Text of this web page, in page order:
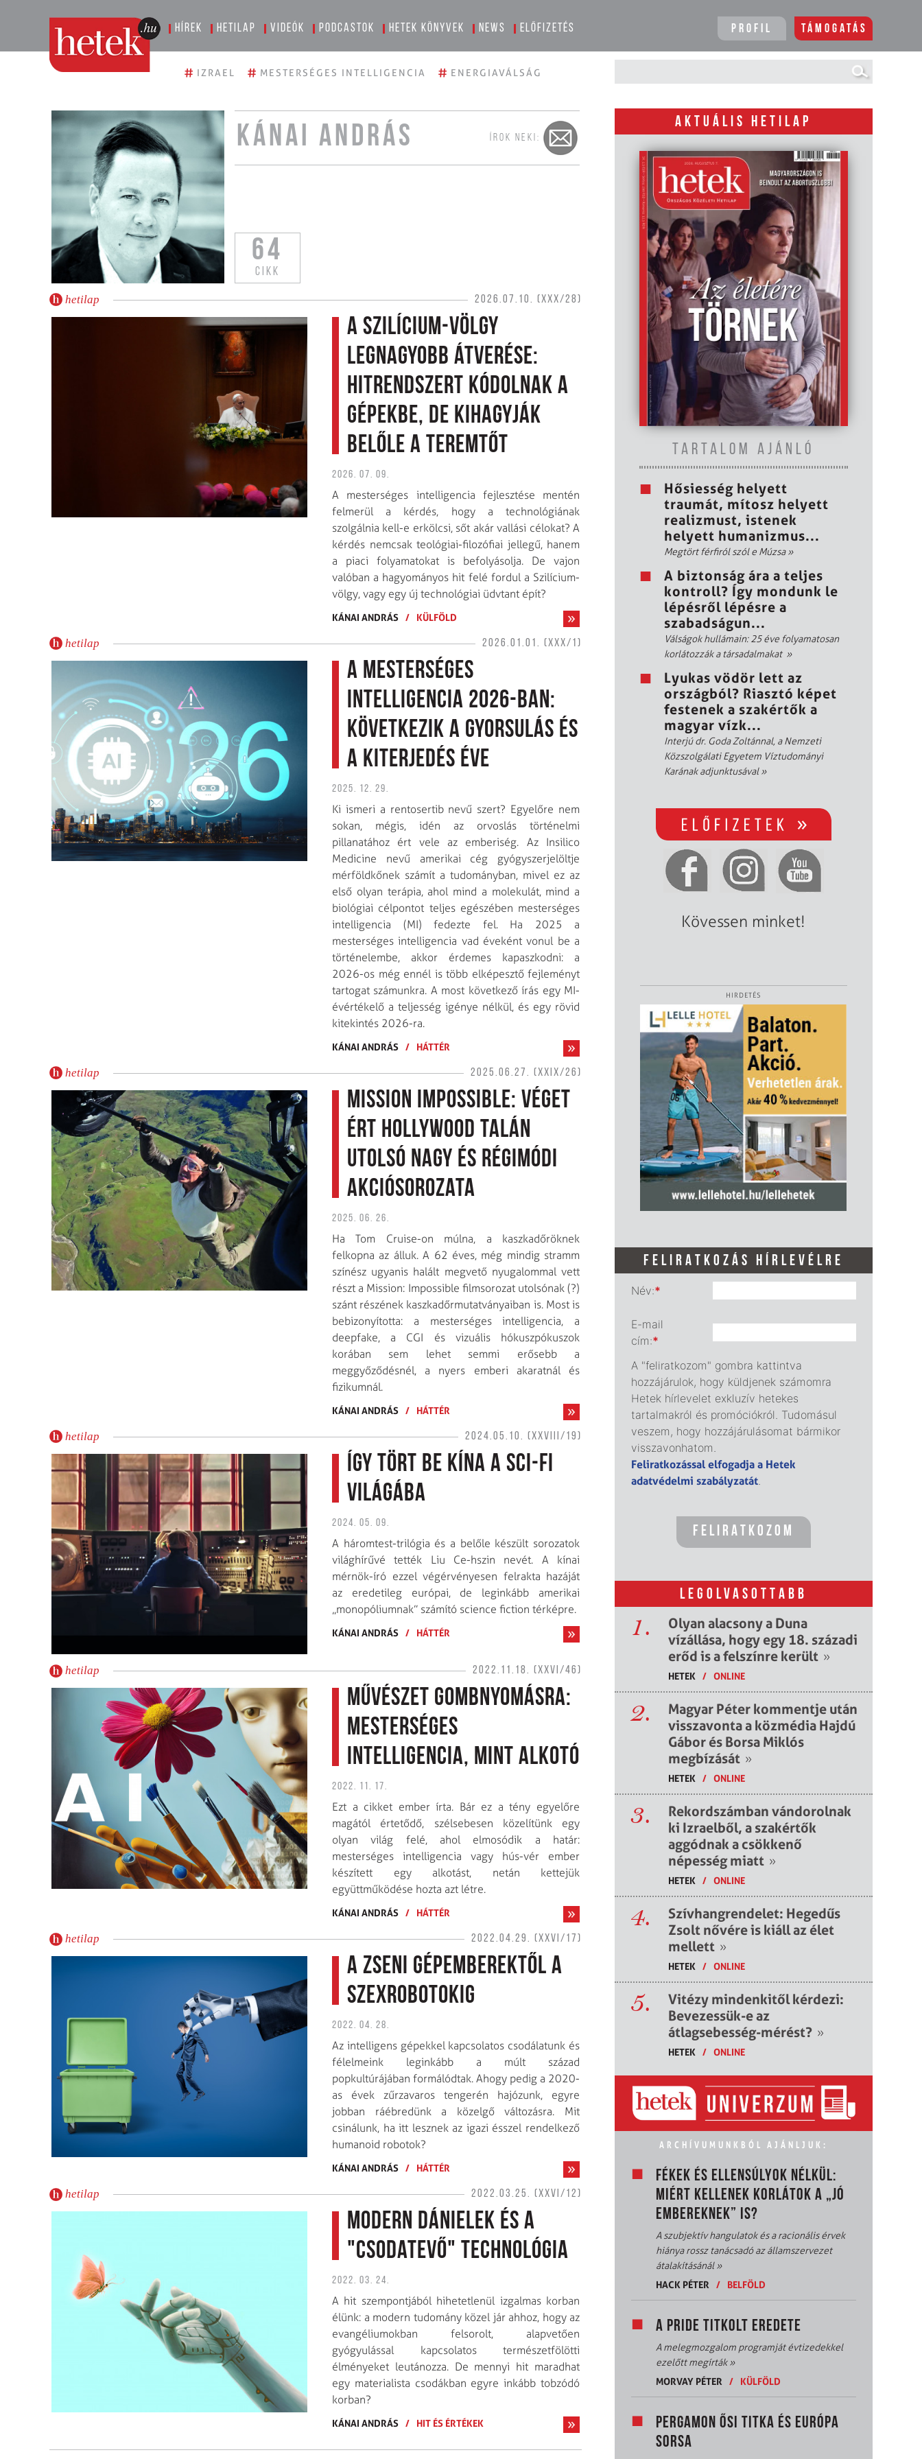
Hírek Hetilap Videók Podcastok Hetek könyvek News Előfizetés Profil Támogatás
# IZRAEL # MESTERSÉGES INTELLIGENCIA # ENERGIAVÁLSÁG
KÁNAI ANDRÁS ÍROK NEKI:
64
CIKK
hetilap 2026.07.10. (XXX/28)
A Szilícium-völgy
legnagyobb átverése:
Hitrendszert kódolnak a
gépekbe, de kihagyják
belőle a Teremtőt
2026. 07. 09.
A mesterséges intelligencia fejlesztése mentén
felmerül a kérdés, hogy a technológiának
szolgálnia kell-e erkölcsi, sőt akár vallási célokat? A
kérdés nemcsak teológiai-filozófiai jellegű, hanem
a piaci folyamatokat is befolyásolja. De vajon
valóban a hagyományos hit felé fordul a Szilícium-
völgy, vagy egy új technológiai üdvtant épít?
KÁNAI ANDRÁS / KÜLFÖLD
hetilap 2026.01.01. (XXX/1)
A mesterséges
intelligencia 2026-ban:
Következik a gyorsulás és
a kiterjedés éve
2025. 12. 29.
Ki ismeri a rentosertib nevű szert? Egyelőre nem
sokan, mégis, idén az orvoslás történelmi
pillanatához ért vele az emberiség. Az Insilico
Medicine nevű amerikai cég gyógyszerjelöltje
mérföldkőnek számít a tudományban, mivel ez az
első olyan terápia, ahol mind a molekulát, mind a
biológiai célpontot teljes egészében mesterséges
intelligencia (MI) fedezte fel. Ha 2025 a
mesterséges intelligencia vad éveként vonul be a
történelembe, akkor érdemes kapaszkodni: a
2026-os még ennél is több elképesztő fejleményt
tartogat számunkra. A most következő írás egy MI-
évértékelő a teljesség igénye nélkül, és egy rövid
kitekintés 2026-ra.
KÁNAI ANDRÁS / HÁTTÉR
hetilap 2025.06.27. (XXIX/26)
Mission Impossible: Véget
ért Hollywood talán
utolsó nagy és régimódi
akciósorozata
2025. 06. 26.
Ha Tom Cruise-on múlna, a kaszkadőröknek
felkopna az álluk. A 62 éves, még mindig stramm
színész ugyanis halált megvető nyugalommal vett
részt a Mission: Impossible filmsorozat utolsónak (?)
szánt részének kaszkadőrmutatványaiban is. Most is
bebizonyította: a mesterséges intelligencia, a
deepfake, a CGI és vizuális hókuszpókuszok
korában sem lehet semmi erősebb a
meggyőződésnél, a nyers emberi akaratnál és
fizikumnál.
KÁNAI ANDRÁS / HÁTTÉR
hetilap 2024.05.10. (XXVIII/19)
Így tört be Kína a sci-fi
világába
2024. 05. 09.
A háromtest-trilógia és a belőle készült sorozatok
világhírűvé tették Liu Ce-hszin nevét. A kínai
mérnök-író ezzel végérvényesen felrakta hazáját
az eredetileg európai, de leginkább amerikai
„monopóliumnak” számító science fiction térképre.
KÁNAI ANDRÁS / HÁTTÉR
hetilap 2022.11.18. (XXVI/46)
Művészet gombnyomásra:
Mesterséges
intelligencia, mint alkotó
2022. 11. 17.
Ezt a cikket ember írta. Bár ez a tény egyelőre
magától értetődő, szélsebesen közelítünk egy
olyan világ felé, ahol elmosódik a határ:
mesterséges intelligencia vagy hús-vér ember
készített egy alkotást, netán kettejük
együttműködése hozta azt létre.
KÁNAI ANDRÁS / HÁTTÉR
hetilap 2022.04.29. (XXVI/17)
A zseni gépemberektől a
szexrobotokig
2022. 04. 28.
Az intelligens gépekkel kapcsolatos csodálatunk és
félelmeink leginkább a múlt század
popkultúrájában formálódtak. Ahogy pedig a 2020-
as évek zűrzavaros tengerén hajózunk, egyre
jobban ráébredünk a közelgő változásra. Mit
csinálunk, ha itt lesznek az igazi ésszel rendelkező
humanoid robotok?
KÁNAI ANDRÁS / HÁTTÉR
hetilap 2022.03.25. (XXVI/12)
Modern Dánielek és a
"csodatevő" technológia
2022. 03. 24.
A hit szempontjából hihetetlenül izgalmas korban
élünk: a modern tudomány közel jár ahhoz, hogy az
evangéliumokban felsorolt, alapvetően
gyógyulással kapcsolatos természetfölötti
élményeket leutánozza. De mennyi hit maradhat
egy materialista csodákban egyre inkább tobzódó
korban?
KÁNAI ANDRÁS / HIT ÉS ÉRTÉKEK
AKTUÁLIS HETILAP
TARTALOM AJÁNLÓ
Hősiesség helyett
traumát, mítosz helyett
realizmust, istenek
helyett humanizmus...
Megtört férfiról szól e Múzsa»
A biztonság ára a teljes
kontroll? Így mondunk le
lépésről lépésre a
szabadságun...
Válságok hullámain: 25 éve folyamatosan
korlátozzák a társadalmakat »
Lyukas vödör lett az
országból? Riasztó képet
festenek a szakértők a
magyar vízk...
Interjú dr. Goda Zoltánnal, a Nemzeti
Közszolgálati Egyetem Víztudományi
Karának adjunktusával»
Kövessen minket!
HIRDETÉS
FELIRATKOZÁS HÍRLEVÉLRE
Név:*
E-mail
cím:*
A "feliratkozom" gombra kattintva
hozzájárulok, hogy küldjenek számomra
Hetek hírlevelet exkluzív hetekes
tartalmakról és promóciókról. Tudomásul
veszem, hogy hozzájárulásomat bármikor
visszavonhatom.
Feliratkozással elfogadja a Hetek
adatvédelmi szabályzatát
LEGOLVASOTTABB
1.
Olyan alacsony a Duna
vízállása, hogy egy 18. századi
erőd is a felszínre került »
HETEK / ONLINE
2.
Magyar Péter kommentje után
visszavonta a közmédia Hajdú
Gábor és Borsa Miklós
megbízását »
HETEK / ONLINE
3.
Rekordszámban vándorolnak
ki Izraelből, a szakértők
aggódnak a csökkenő
népesség miatt »
HETEK / ONLINE
4.
Szívhangrendelet: Hegedűs
Zsolt nővére is kiáll az élet
mellett »
HETEK / ONLINE
5.
Vitézy mindenkitől kérdezi:
Bevezessük-e az
átlagsebesség-mérést? »
HETEK / ONLINE
ARCHÍVUMUNKBÓL AJÁNLJUK:
FÉKEK ÉS ELLENSÚLYOK NÉLKÜL:
MIÉRT KELLENEK KORLÁTOK A „JÓ
EMBEREKNEK” IS?
A szubjektív hangulatok és a racionális érvek
hiánya rossz tanácsadó az államszervezet
átalakításánál»
HACK PÉTER
/ BELFÖLD
A PRIDE TITKOLT EREDETE
A melegmozgalom programját évtizedekkel
ezelőtt megírták»
MORVAY PÉTER
/ KÜLFÖLD
PERGAMON ŐSI TITKA ÉS EURÓPA
SORSA